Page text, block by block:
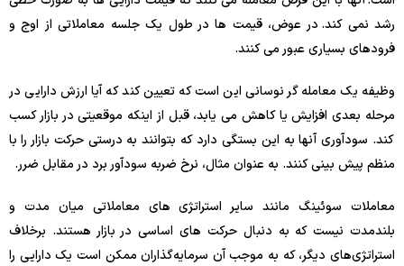
رشد نمی کند. در عوض، قیمت ها در طول یک جلسه معاملاتی از اوج و
فرودهای بسیاری عبور می کنند.
وظیفه یک معامله گر نوسانی این است که تعیین کند که آیا ارزش دارایی در
مرحله بعدی افزایش یا کاهش می یابد، قبل از اینکه موقعیتی در بازار کسب
کند. سودآوری آنها به این بستگی دارد که بتوانند به درستی حرکت بازار را با
منظم پیش بینی کنند. به عنوان مثال، نرخ ضربه سودآور برد در مقابل ضرر.
معاملات سوئینگ مانند سایر استراتژی های معاملاتی میان مدت و
بلندمدت نیست که به دنبال حرکت های اساسی در بازار هستند. برخلاف
استراتژی‌های دیگر، که به موجب آن سرمایه‌گذاران ممکن است یک دارایی را